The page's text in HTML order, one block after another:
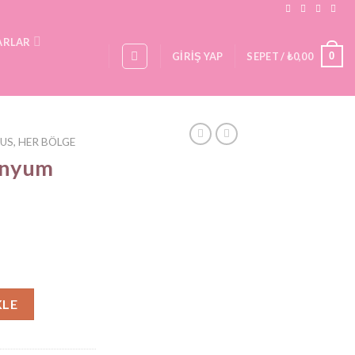
GIRIŞ YAP
SEPET /₺0,00 0
HER BÖLGE